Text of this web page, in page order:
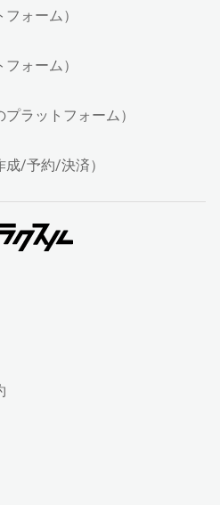
ォーム）
ォーム）
ラットフォーム）
/予約/決済）